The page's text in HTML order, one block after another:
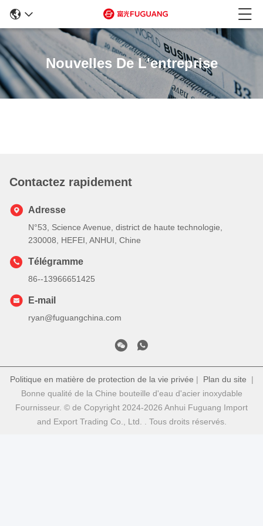
Nouvelles De L'entreprise
Contactez rapidement
Adresse
N°53, Science Avenue, district de haute technologie,
230008, HEFEI, ANHUI, Chine
Télégramme
86--13966651425
E-mail
ryan@fuguangchina.com
Politique en matière de protection de la vie privée | Plan du site |
Bonne qualité de la Chine bouteille d'eau d'acier inoxydable
Fournisseur. © de Copyright 2024-2026 Anhui Fuguang Import
and Export Trading Co., Ltd. . Tous droits réservés.